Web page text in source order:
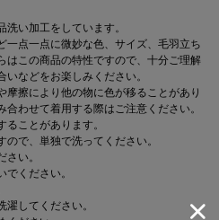
い加工をしています。
一点一点に微妙な色、サイズ、毛羽立ち
はこの商品の特性ですので、十分ご理解
などをお楽しみください。
摩擦により他の物に色が移ることがあり
わせて着用する際はご注意ください。
ることがあります。
ので、単独で洗ってください。
さい。
でください。
濯してください。